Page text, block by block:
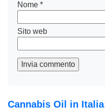
Nome *
Sito web
Invia commento
Cannabis Oil in